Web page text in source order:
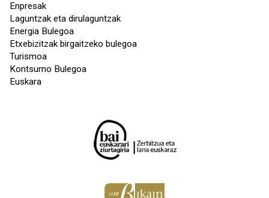
Enpresak
Laguntzak eta dirulaguntzak
Energia Bulegoa
Etxebizitzak birgaitzeko bulegoa
Turismoa
Kontsumo Bulegoa
Euskara